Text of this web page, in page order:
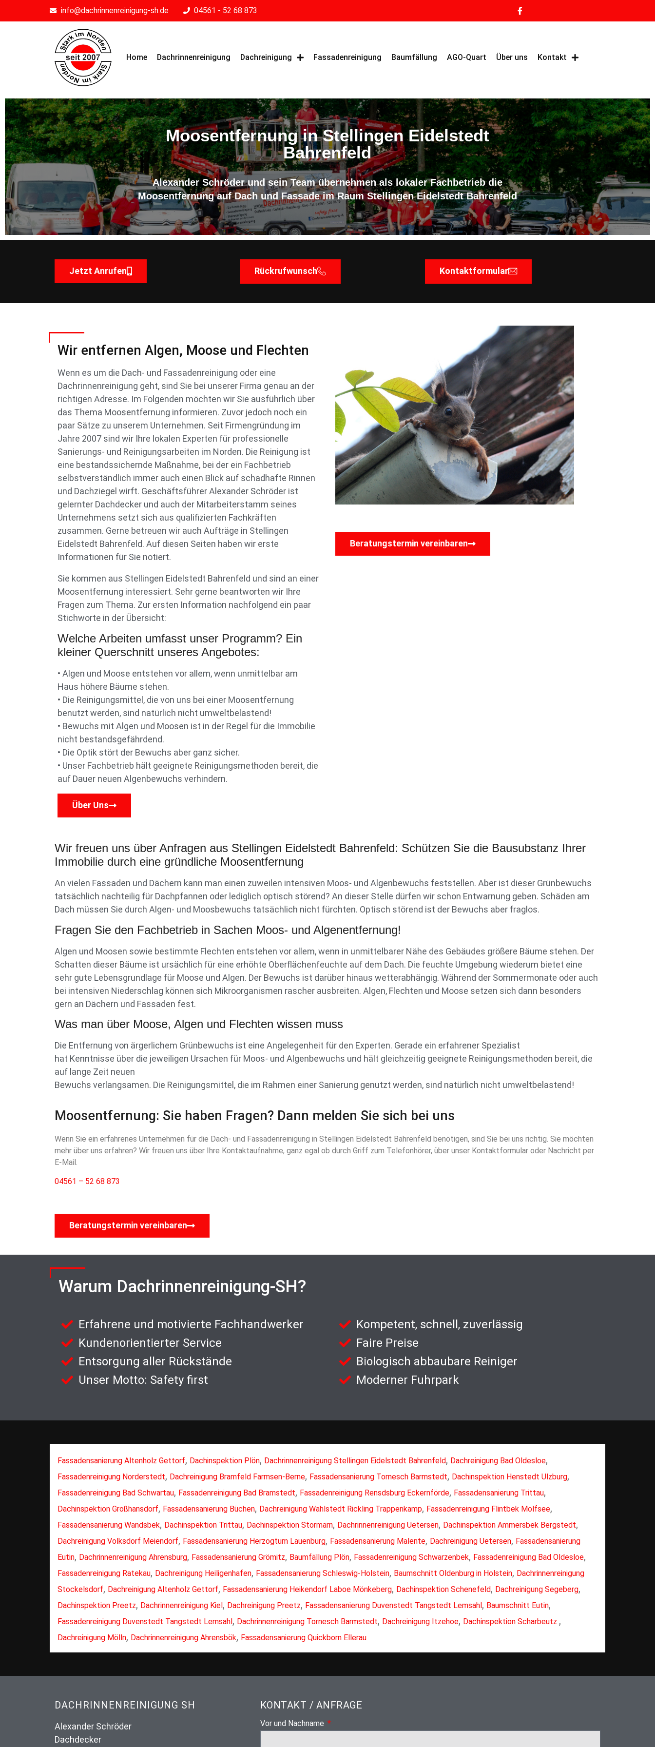
info@dachrinnenreinigung-sh.de 04561 - 52 68 873
Home Dachrinnenreinigung Dachreinigung Fassadenreinigung Baumfällung AGO-Quart Über uns Kontakt
Moosentfernung in Stellingen Eidelstedt
Bahrenfeld
Alexander Schröder und sein Team übernehmen als lokaler Fachbetrieb die
Moosentfernung auf Dach und Fassade im Raum Stellingen Eidelstedt Bahrenfeld
Jetzt Anrufen Rückrufwunsch Kontaktformular
Wir entfernen Algen, Moose und Flechten
Wenn es um die Dach- und Fassadenreinigung oder eine
Dachrinnenreinigung geht, sind Sie bei unserer Firma genau an der
richtigen Adresse. Im Folgenden möchten wir Sie ausführlich über
das Thema Moosentfernung informieren. Zuvor jedoch noch ein
paar Sätze zu unserem Unternehmen. Seit Firmengründung im
Jahre 2007 sind wir Ihre lokalen Experten für professionelle
Sanierungs- und Reinigungsarbeiten im Norden. Die Reinigung ist
eine bestandssichernde Maßnahme, bei der ein Fachbetrieb
selbstverständlich immer auch einen Blick auf schadhafte Rinnen
und Dachziegel wirft. Geschäftsführer Alexander Schröder ist
gelernter Dachdecker und auch der Mitarbeiterstamm seines
Unternehmens setzt sich aus qualifizierten Fachkräften
zusammen. Gerne betreuen wir auch Aufträge in Stellingen
Eidelstedt Bahrenfeld. Auf diesen Seiten haben wir erste
Informationen für Sie notiert.
Sie kommen aus Stellingen Eidelstedt Bahrenfeld und sind an einer
Moosentfernung interessiert. Sehr gerne beantworten wir Ihre
Fragen zum Thema. Zur ersten Information nachfolgend ein paar
Stichworte in der Übersicht:
Welche Arbeiten umfasst unser Programm? Ein
kleiner Querschnitt unseres Angebotes:
• Algen und Moose entstehen vor allem, wenn unmittelbar am
Haus höhere Bäume stehen.
• Die Reinigungsmittel, die von uns bei einer Moosentfernung
benutzt werden, sind natürlich nicht umweltbelastend!
• Bewuchs mit Algen und Moosen ist in der Regel für die Immobilie
nicht bestandsgefährdend.
• Die Optik stört der Bewuchs aber ganz sicher.
• Unser Fachbetrieb hält geeignete Reinigungsmethoden bereit, die
auf Dauer neuen Algenbewuchs verhindern.
Über Uns
Beratungstermin vereinbaren
Wir freuen uns über Anfragen aus Stellingen Eidelstedt Bahrenfeld: Schützen Sie die Bausubstanz Ihrer
Immobilie durch eine gründliche Moosentfernung
An vielen Fassaden und Dächern kann man einen zuweilen intensiven Moos- und Algenbewuchs feststellen. Aber ist dieser Grünbewuchs
tatsächlich nachteilig für Dachpfannen oder lediglich optisch störend? An dieser Stelle dürfen wir schon Entwarnung geben. Schäden am
Dach müssen Sie durch Algen- und Moosbewuchs tatsächlich nicht fürchten. Optisch störend ist der Bewuchs aber fraglos.
Fragen Sie den Fachbetrieb in Sachen Moos- und Algenentfernung!
Algen und Moosen sowie bestimmte Flechten entstehen vor allem, wenn in unmittelbarer Nähe des Gebäudes größere Bäume stehen. Der
Schatten dieser Bäume ist ursächlich für eine erhöhte Oberflächenfeuchte auf dem Dach. Die feuchte Umgebung wiederum bietet eine
sehr gute Lebensgrundlage für Moose und Algen. Der Bewuchs ist darüber hinaus wetterabhängig. Während der Sommermonate oder auch
bei intensiven Niederschlag können sich Mikroorganismen rascher ausbreiten. Algen, Flechten und Moose setzen sich dann besonders
gern an Dächern und Fassaden fest.
Was man über Moose, Algen und Flechten wissen muss
Die Entfernung von ärgerlichem Grünbewuchs ist eine Angelegenheit für den Experten. Gerade ein erfahrener Spezialist
hat Kenntnisse über die jeweiligen Ursachen für Moos- und Algenbewuchs und hält gleichzeitig geeignete Reinigungsmethoden bereit, die
auf lange Zeit neuen
Bewuchs verlangsamen. Die Reinigungsmittel, die im Rahmen einer Sanierung genutzt werden, sind natürlich nicht umweltbelastend!
Moosentfernung: Sie haben Fragen? Dann melden Sie sich bei uns
Wenn Sie ein erfahrenes Unternehmen für die Dach- und Fassadenreinigung in Stellingen Eidelstedt Bahrenfeld benötigen, sind Sie bei uns richtig. Sie möchten
mehr über uns erfahren? Wir freuen uns über Ihre Kontaktaufnahme, ganz egal ob durch Griff zum Telefonhörer, über unser Kontaktformular oder Nachricht per
E-Mail.
04561 – 52 68 873
Beratungstermin vereinbaren
Warum Dachrinnenreinigung-SH?
Erfahrene und motivierte Fachhandwerker
Kundenorientierter Service
Entsorgung aller Rückstände
Unser Motto: Safety first
Kompetent, schnell, zuverlässig
Faire Preise
Biologisch abbaubare Reiniger
Moderner Fuhrpark
Fassadensanierung Altenholz Gettorf, Dachinspektion Plön, Dachrinnenreinigung Stellingen Eidelstedt Bahrenfeld, Dachreinigung Bad Oldesloe,
Fassadenreinigung Norderstedt, Dachreinigung Bramfeld Farmsen-Berne, Fassadensanierung Tornesch Barmstedt, Dachinspektion Henstedt Ulzburg,
Fassadenreinigung Bad Schwartau, Fassadenreinigung Bad Bramstedt, Fassadenreinigung Rensdsburg Eckernförde, Fassadensanierung Trittau,
Dachinspektion Großhansdorf, Fassadensanierung Büchen, Dachreinigung Wahlstedt Rickling Trappenkamp, Fassadenreinigung Flintbek Molfsee,
Fassadensanierung Wandsbek, Dachinspektion Trittau, Dachinspektion Stormarn, Dachrinnenreinigung Uetersen, Dachinspektion Ammersbek Bergstedt,
Dachreinigung Volksdorf Meiendorf, Fassadensanierung Herzogtum Lauenburg, Fassadensanierung Malente, Dachreinigung Uetersen, Fassadensanierung
Eutin, Dachrinnenreinigung Ahrensburg, Fassadensanierung Grömitz, Baumfällung Plön, Fassadenreinigung Schwarzenbek, Fassadenreinigung Bad Oldesloe,
Fassadenreinigung Ratekau, Dachreinigung Heiligenhafen, Fassadensanierung Schleswig-Holstein, Baumschnitt Oldenburg in Holstein, Dachrinnenreinigung
Stockelsdorf, Dachreinigung Altenholz Gettorf, Fassadensanierung Heikendorf Laboe Mönkeberg, Dachinspektion Schenefeld, Dachreinigung Segeberg,
Dachinspektion Preetz, Dachrinnenreinigung Kiel, Dachreinigung Preetz, Fassadensanierung Duvenstedt Tangstedt Lemsahl, Baumschnitt Eutin,
Fassadenreinigung Duvenstedt Tangstedt Lemsahl, Dachrinnenreinigung Tornesch Barmstedt, Dachreinigung Itzehoe, Dachinspektion Scharbeutz ,
Dachreinigung Mölln, Dachrinnenreinigung Ahrensbök, Fassadensanierung Quickborn Ellerau
DACHRINNENREINIGUNG SH
Alexander Schröder
Dachdecker
KONTAKT / ANFRAGE
Vor und Nachname